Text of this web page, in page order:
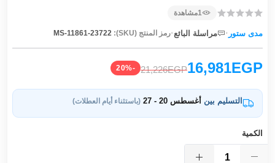
1مشاهدة
مدى ستور · مراسلة البائع ·رمز المنتج (SKU): MS-11861-23722
16,981EGP
21,226EGP
-20%
التسليم بين أغسطس 20 - 27 (باستثناء أيام العطلات)
الكمية